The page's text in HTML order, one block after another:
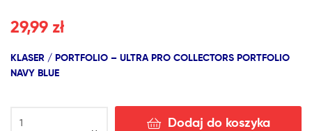
29,99 zł
KLASER / PORTFOLIO – ULTRA PRO COLLECTORS PORTFOLIO
NAVY BLUE
Dodaj do koszyka